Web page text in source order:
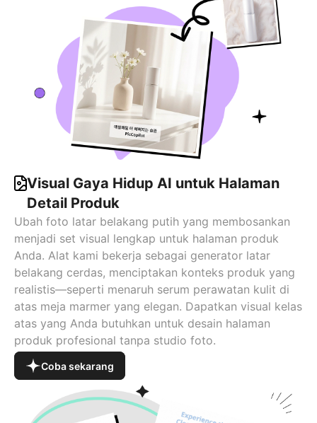
Visual Gaya Hidup AI untuk Halaman
Detail Produk
Ubah foto latar belakang putih yang membosankan
menjadi set visual lengkap untuk halaman produk
Anda. Alat kami bekerja sebagai generator latar
belakang cerdas, menciptakan konteks produk yang
realistis—seperti menaruh serum perawatan kulit di
atas meja marmer yang elegan. Dapatkan visual kelas
atas yang Anda butuhkan untuk desain halaman
produk profesional tanpa studio foto.
Coba sekarang